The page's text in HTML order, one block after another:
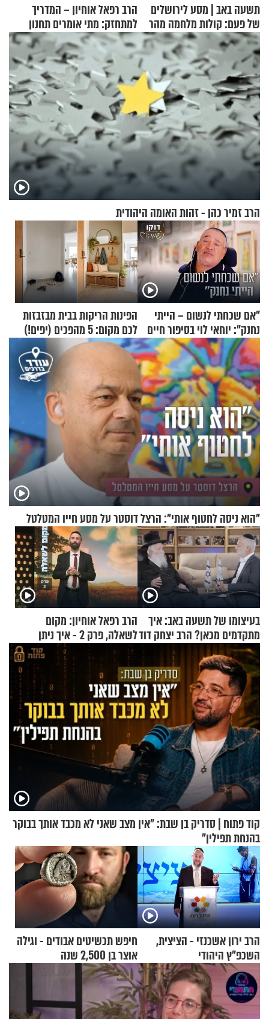
תשעה באב | מסע לירושלים
של פעם: קולות מלחמה מהר
הזיתים
הרב רפאל אוחיון – המדריך
למתחזק: מתי אומרים תחנון
ואיך עולים לתורה?
הרב זמיר כהן - זהות האומה היהודית
"אם שכחתי לנשום – הייתי
נחנק": יוחאי לוי בסיפור חיים
מעורר השראה
הפינות הריקות בבית מבזבזות
לכם מקום: 5 מהפכים (יפים!)
שאפשר לעשות כבר היום
"הוא ניסה לחטוף אותי": הרצל דוסטר על מסע חייו המטלטל
בעיצומו של תשעה באב: איך
מתקדמים מכאן? הרב יצחק דוד
גרוסמן בשיחה מיוחדת
הרב רפאל אוחיון: מקום
לשאלה, פרק 2 - איך ניתן
להוכיח שהתורה משמיים?
קוד פתוח | סדריק בן שבת: "אין מצב שאני לא מכבד אותך בבוקר
בהנחת תפילין"
הרב ירון אשכנזי - הציצית,
השכפ"ץ היהודי
חיפש תכשיטים אבודים - וגילה
אוצר בן 2,500 שנה